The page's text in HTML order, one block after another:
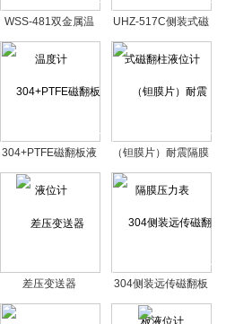
WSS-481双金属温
度计
UHZ-517C侧装式磁
翻柱液位计
304+PTFE磁翻板液
位计
（钽膜片）耐震隔膜
压力表
差压变送器
304侧装远传磁翻板
液位计